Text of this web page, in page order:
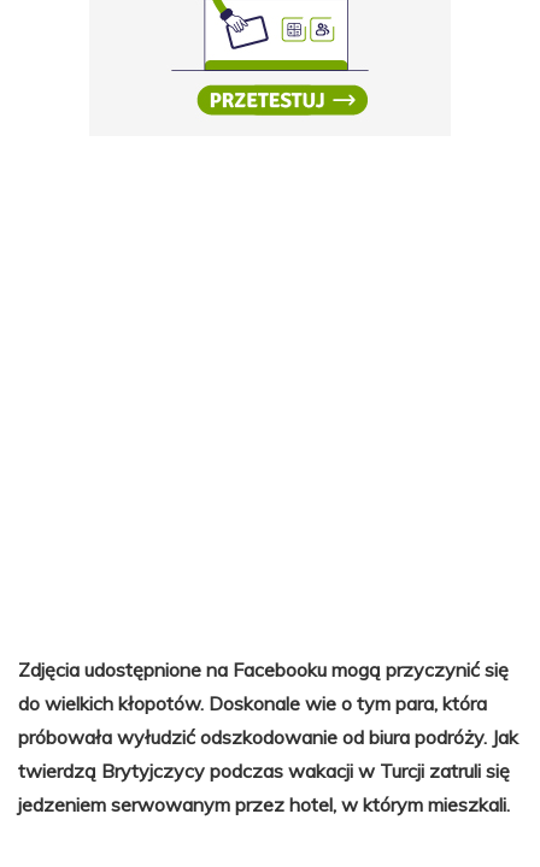
Zdjęcia udostępnione na Facebooku mogą przyczynić się
do wielkich kłopotów. Doskonale wie o tym para, która
próbowała wyłudzić odszkodowanie od biura podróży. Jak
twierdzą Brytyjczycy podczas wakacji w Turcji zatruli się
jedzeniem serwowanym przez hotel, w którym mieszkali.